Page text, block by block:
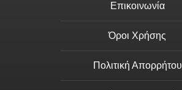
Επικοινωνία
Όροι Χρήσης
Πολιτική Απορρήτου